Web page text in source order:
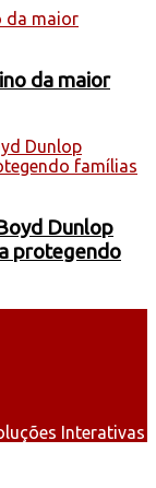
da maior
Dunlop
protegendo
Interativas